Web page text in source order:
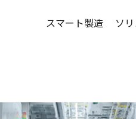
スマート製造 ソ